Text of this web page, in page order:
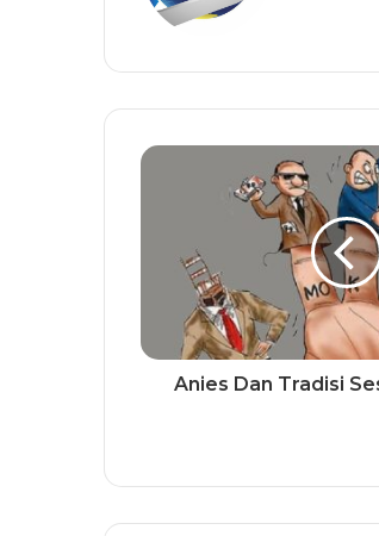
Anies Dan Tradisi